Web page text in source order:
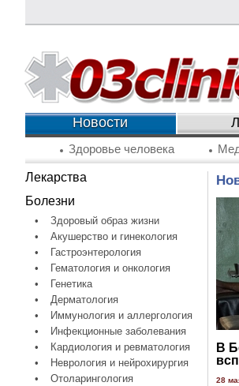
Новости
Здоровье человека
Лекарства
Болезни
•
Здоровый образ жизни
•
Акушерство и гинекология
•
Гастроэнтерология
•
Гематология и онкология
•
Генетика
•
Дерматология
•
Иммунология и аллергология
•
Инфекционные заболевания
•
Кардиология и ревматология
•
Неврология и нейрохирургия
•
Отоларингология
В
28